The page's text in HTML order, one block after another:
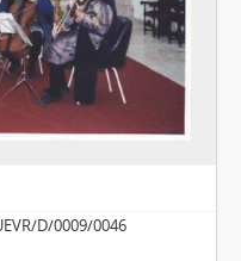
D/0009/0046